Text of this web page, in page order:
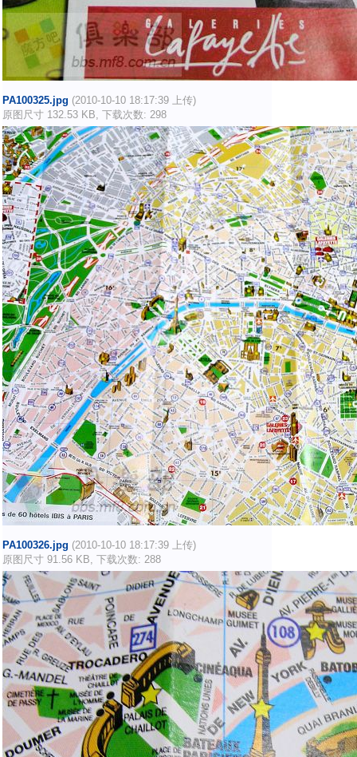
PA100325.jpg (2010-10-10 18:17:39 上传)
原图尺寸 132.53 KB, 下载次数: 298
PA100326.jpg (2010-10-10 18:17:39 上传)
原图尺寸 91.56 KB, 下载次数: 288